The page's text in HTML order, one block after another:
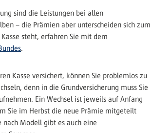
sind die Leistungen bei allen
– die Prämien aber unterscheiden sich zum
steht, erfahren Sie mit dem
.
Kasse versichert, können Sie problemlos zu
denn in die Grundversicherung muss Sie
Ein Wechsel ist jeweils auf Anfang
Sie im Herbst die neue Prämie mitgeteilt
nach Modell gibt es auch eine